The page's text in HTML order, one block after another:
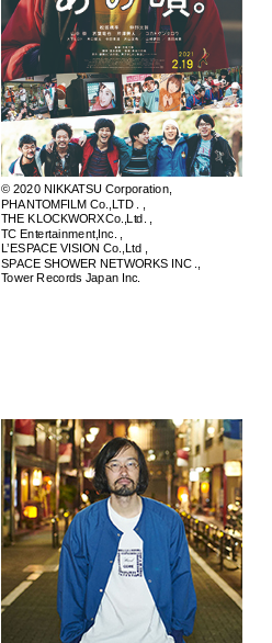
© 2020 NIKKATSU Corporation,
PHANTOMFILM Co.,LTD . ,
THE KLOCKWORXCo.,Ltd. ,
TC Entertainment,Inc. ,
L’ESPACE VISION Co.,Ltd ,
SPACE SHOWER NETWORKS INC .,
Tower Records Japan Inc.